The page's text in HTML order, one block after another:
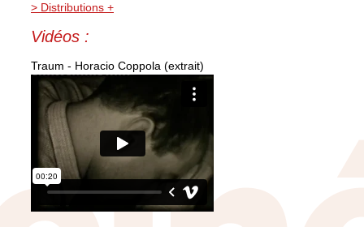
> Distributions +
Vidéos :
Traum - Horacio Coppola (extrait)